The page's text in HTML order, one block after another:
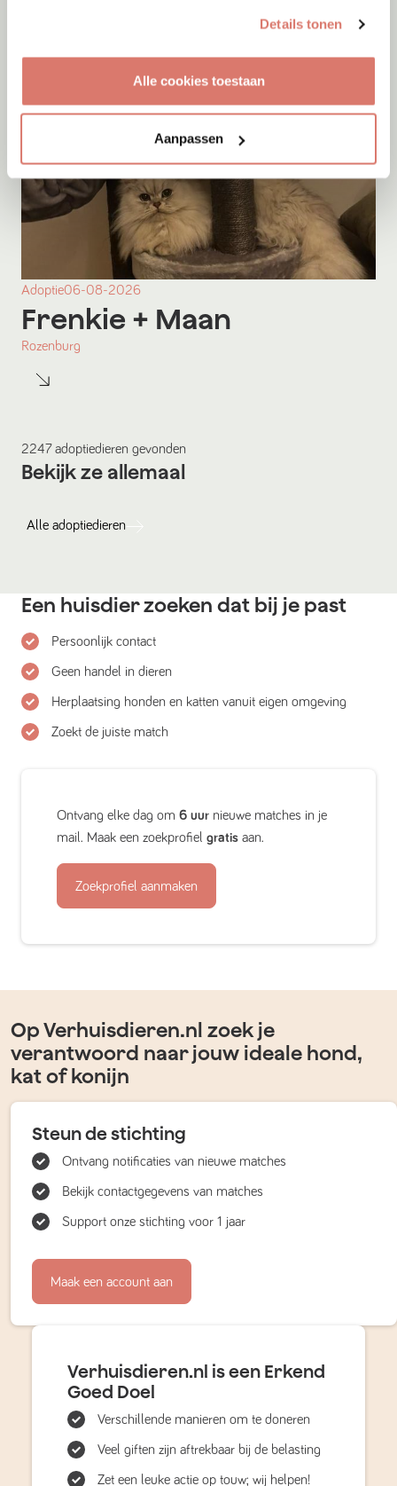
Details tonen
Alle cookies toestaan
Aanpassen
Adoptie06-08-2026
Frenkie + Maan
Rozenburg
2247 adoptiedieren gevonden
Bekijk ze allemaal
Alle adoptiedieren
Een huisdier zoeken dat bij je past
Persoonlijk contact
Geen handel in dieren
Herplaatsing honden en katten vanuit eigen omgeving
Zoekt de juiste match
Ontvang elke dag om 6 uur nieuwe matches in je
mail. Maak een zoekprofiel gratis aan.
Zoekprofiel aanmaken
Op Verhuisdieren.nl zoek je
verantwoord naar jouw ideale hond,
kat of konijn
Steun de stichting
Ontvang notificaties van nieuwe matches
Bekijk contactgegevens van matches
Support onze stichting voor 1 jaar
Maak een account aan
Verhuisdieren.nl is een Erkend
Goed Doel
Verschillende manieren om te doneren
Veel giften zijn aftrekbaar bij de belasting
Zet een leuke actie op touw; wij helpen!